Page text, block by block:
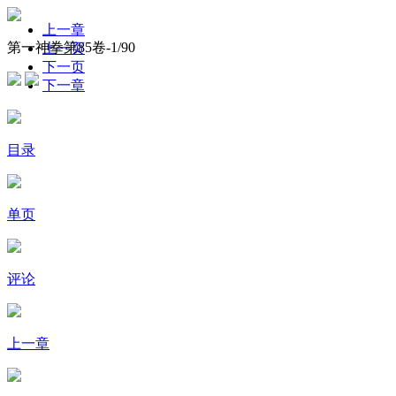
第一神拳第85卷-1/90
上一章
上一页
下一页
下一章
目录
单页
评论
上一章